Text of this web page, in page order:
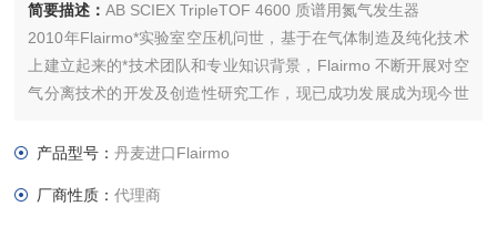
简要描述：AB SCIEX TripleTOF 4600 质谱用氮气发生器
2010年Flairmo*实验室空压机问世，基于在气体制造及纯化技术
上建立起来的*技术团队和专业知识背景，Flairmo 不断开展对空
气分离技术的开发及创造性研究工作，现已成功发展成为现今世
10多年来， Flairmo一直从事压缩机和氮气发生器的制造。
产品型号：丹麦进口Flairmo
厂商性质：代理商